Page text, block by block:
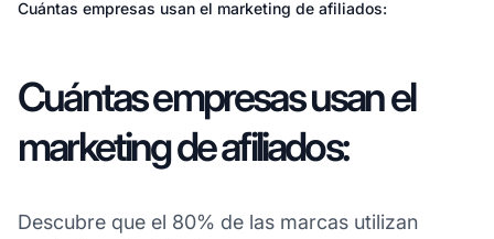
Home
Cuántas empresas usan el marketing de afiliados:
Cuántas empresas usan el
marketing de afiliados:
Descubre que el 80% de las marcas utilizan